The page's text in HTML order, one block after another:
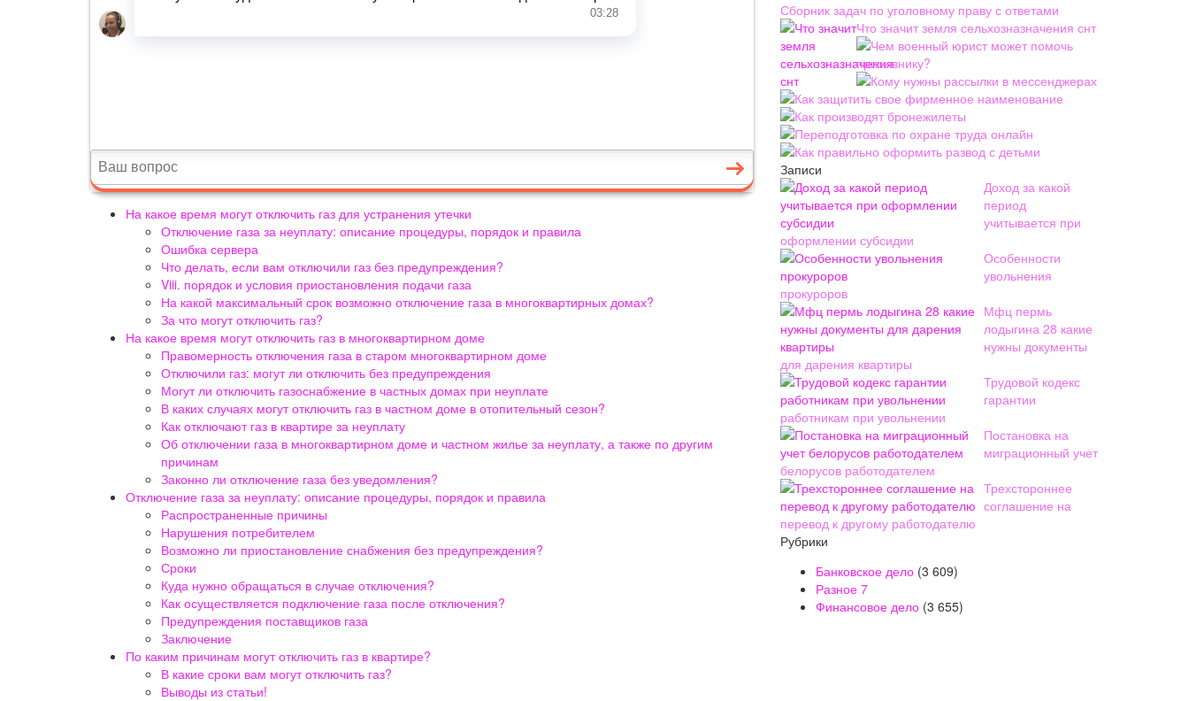
На какое время могут отключить газ для устранения утечки
Отключение газа за неуплату: описание процедуры, порядок и правила
Ошибка сервера
Что делать, если вам отключили газ без предупреждения?
Viii. порядок и условия приостановления подачи газа
На какой максимальный срок возможно отключение газа в многоквартирных домах?
За что могут отключить газ?
На какое время могут отключить газ в многоквартирном доме
Правомерность отключения газа в старом многоквартирном доме
Отключили газ: могут ли отключить без предупреждения
Могут ли отключить газоснабжение в частных домах при неуплате
В каких случаях могут отключить газ в частном доме в отопительный сезон?
Как отключают газ в квартире за неуплату
Об отключении газа в многоквартирном доме и частном жилье за неуплату, а также по другим
причинам
Законно ли отключение газа без уведомления?
Отключение газа за неуплату: описание процедуры, порядок и правила
Распространенные причины
Нарушения потребителем
Возможно ли приостановление снабжения без предупреждения?
Сроки
Куда нужно обращаться в случае отключения?
Как осуществляется подключение газа после отключения?
Предупреждения поставщиков газа
Заключение
По каким причинам могут отключить газ в квартире?
В какие сроки вам могут отключить газ?
Выводы из статьи!
Сборник задач по уголовному праву с ответами
Что значит земля сельхозназначения снт
Чем военный юрист может помочь
призывнику?
Кому нужны рассылки в мессенджерах
Как защитить свое фирменное наименование
Как производят бронежилеты
Переподготовка по охране труда онлайн
Как правильно оформить развод с детьми
Записи
Доход за какой
период
учитывается при
оформлении субсидии
Особенности
увольнения
прокуроров
Мфц пермь
лодыгина 28 какие
нужны документы
для дарения квартиры
Трудовой кодекс
гарантии
работникам при увольнении
Постановка на
миграционный учет
белорусов работодателем
Трехстороннее
соглашение на
перевод к другому работодателю
Рубрики
Банковское дело (3 609)
Разное 7
Финансовое дело (3 655)